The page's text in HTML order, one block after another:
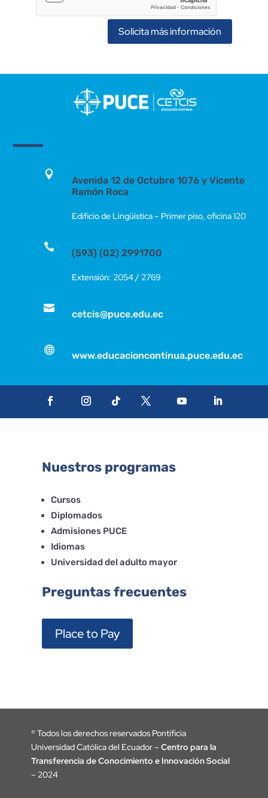
Solicita más información

Avenida 12 de Octubre 1076 y Vicente
Ramón Roca
Edificio de Lingüística – Primer piso, oficina 120

(593) (02) 2991700
Extensión: 2054 / 2769

cetcis@puce.edu.ec

www.educacioncontinua.puce.edu.ec
Nuestros programas
Cursos
Diplomados
Admisiones PUCE
Idiomas
Universidad del adulto mayor
Preguntas frecuentes
Place to Pay
®Todos los derechos reservados Pontificia
Universidad Católica del Ecuador – Centro para la
Transferencia de Conocimiento e Innovación Social
– 2024